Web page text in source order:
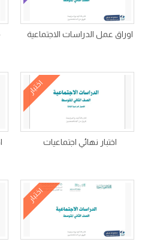
اوراق عمل الدراسات الاجتماعية
اختبار
اختبار نهائي اجتماعيات
اختبار